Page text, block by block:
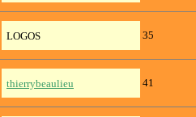
LOGOS 35
thierrybeaulieu 41